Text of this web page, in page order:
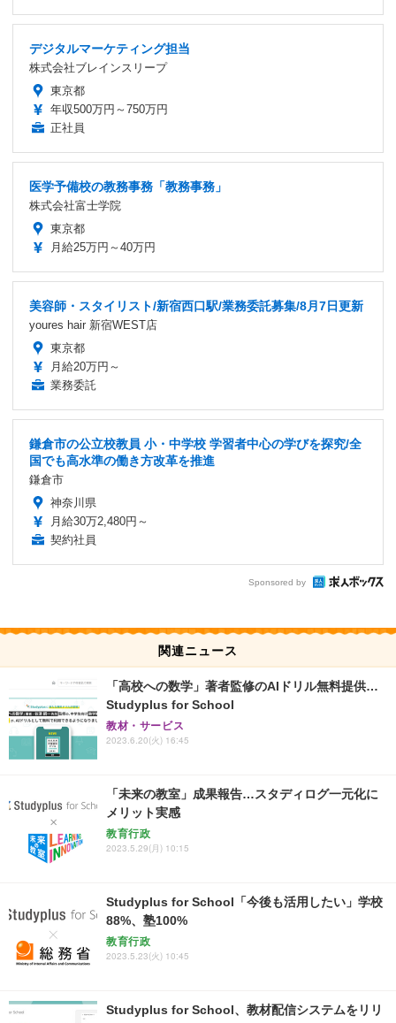
デジタルマーケティング担当
株式会社ブレインスリープ
東京都
年収500万円～750万円
正社員
医学予備校の教務事務「教務事務」
株式会社富士学院
東京都
月給25万円～40万円
美容師・スタイリスト/新宿西口駅/業務委託募集/8月7日更新
youres hair 新宿WEST店
東京都
月給20万円～
業務委託
鎌倉市の公立校教員 小・中学校 学習者中心の学びを探究/全
国でも高水準の働き方改革を推進
鎌倉市
神奈川県
月給30万2,480円～
契約社員
Sponsored by
関連ニュース
「高校への数学」著者監修のAIドリル無料提供…
Studyplus for School
教材・サービス
2023.6.20(火) 16:45
「未来の教室」成果報告…スタディログ一元化に
メリット実感
教育行政
2023.5.29(月) 10:15
Studyplus for School「今後も活用したい」学校
88%、塾100%
教育行政
2023.5.23(火) 10:45
Studyplus for School、教材配信システムをリリ